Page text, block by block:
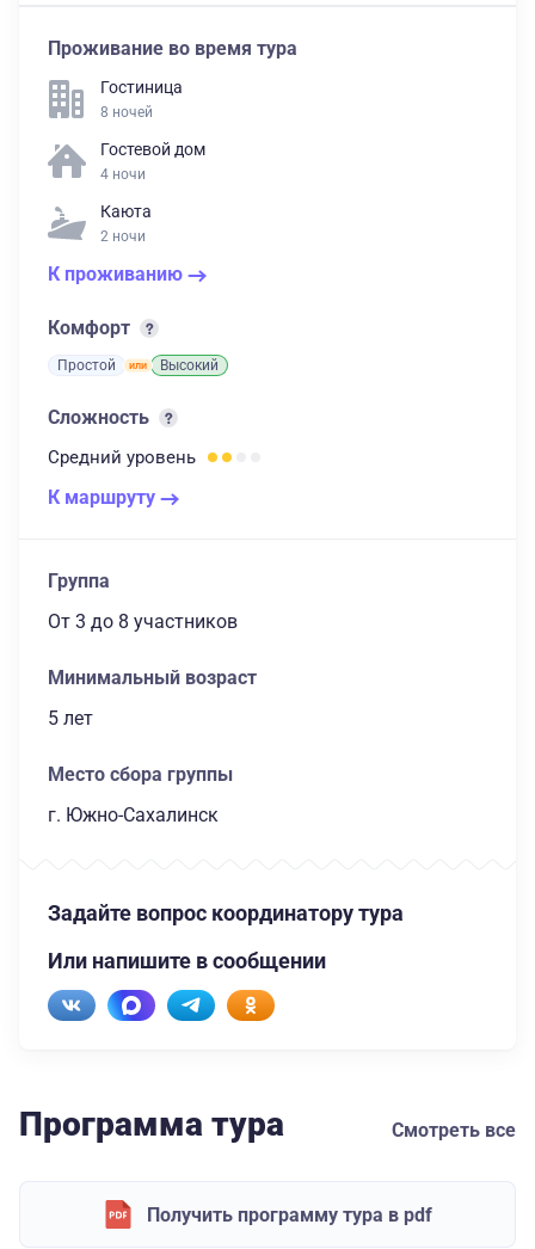
Проживание во время тура
Гостиница
8 ночей
Гостевой дом
4 ночи
Каюта
2 ночи
К проживанию
Комфорт
Простой Высокий
Сложность
Средний уровень
К маршруту
Группа
От 3 до 8 участников
Минимальный возраст
5 лет
Место сбора группы
г. Южно-Сахалинск
Задайте вопрос координатору тура
Или напишите в сообщении
Программа тура Смотреть все
Получить программу тура в pdf